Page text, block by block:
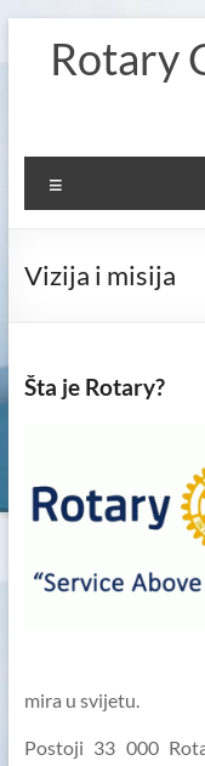
contentRotary
Vizija i misija
Šta je Rotary?
mira u svijetu.
Postoji 33 000